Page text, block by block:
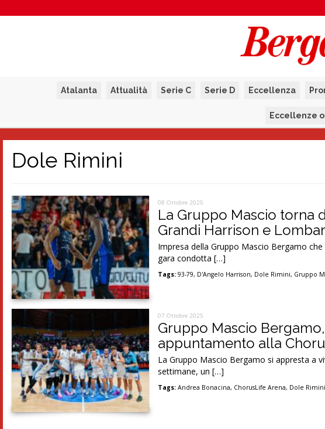
Atalanta Attualità Serie C Serie D Eccellenza
Eccellenze
Dole Rimini
08 Ottobre 2025
La Gruppo Mascio torna
Grandi Harrison e
Impresa della Gruppo Mascio Bergamo
gara condotta […]
Tags: 93-79, D'Angelo Harrison, Dole Rimini, Gruppo
07 Ottobre 2025
Gruppo Mascio
appuntamento alla
La Gruppo Mascio Bergamo si appresta a
settimane, un […]
Tags: Andrea Bonacina, ChorusLife Arena, Dole